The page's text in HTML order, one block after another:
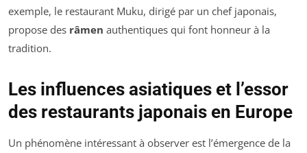
exemple, le restaurant Muku, dirigé par un chef japonais,
propose des râmen authentiques qui font honneur à la
tradition.
Les influences asiatiques et l’essor
des restaurants japonais en Europe
Un phénomène intéressant à observer est l’émergence de la